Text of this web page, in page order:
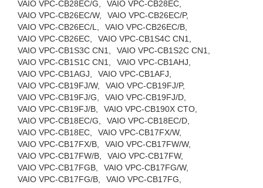
VAIO VPC-CB28EC/G,
VAIO VPC-CB28EC,
VAIO VPC-CB26EC/W,
VAIO VPC-CB26EC/P,
VAIO VPC-CB26EC/L,
VAIO VPC-CB26EC/B,
VAIO VPC-CB26EC,
VAIO VPC-CB1S4C CN1,
VAIO VPC-CB1S3C CN1,
VAIO VPC-CB1S2C CN1,
VAIO VPC-CB1S1C CN1,
VAIO VPC-CB1AHJ,
VAIO VPC-CB1AGJ,
VAIO VPC-CB1AFJ,
VAIO VPC-CB19FJ/W,
VAIO VPC-CB19FJ/P,
VAIO VPC-CB19FJ/G,
VAIO VPC-CB19FJ/D,
VAIO VPC-CB19FJ/B,
VAIO VPC-CB190X CTO,
VAIO VPC-CB18EC/G,
VAIO VPC-CB18EC/D,
VAIO VPC-CB18EC,
VAIO VPC-CB17FX/W,
VAIO VPC-CB17FX/B,
VAIO VPC-CB17FW/W,
VAIO VPC-CB17FW/B,
VAIO VPC-CB17FW,
VAIO VPC-CB17FGB,
VAIO VPC-CB17FG/W,
VAIO VPC-CB17FG/B,
VAIO VPC-CB17FG,